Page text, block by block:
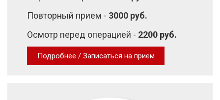
Повторный прием - 3000 руб.
Осмотр перед операцией - 2200 руб.
Подробнее / Записаться на прием